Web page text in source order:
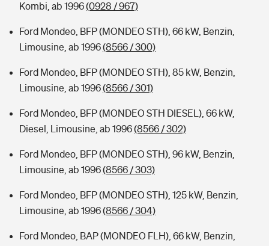
Kombi, ab 1996(0928 / 967)
Ford Mondeo, BFP (MONDEO STH), 66 kW, Benzin,
Limousine, ab 1996(8566 / 300)
Ford Mondeo, BFP (MONDEO STH), 85 kW, Benzin,
Limousine, ab 1996(8566 / 301)
Ford Mondeo, BFP (MONDEO STH DIESEL), 66 kW,
Diesel, Limousine, ab 1996(8566 / 302)
Ford Mondeo, BFP (MONDEO STH), 96 kW, Benzin,
Limousine, ab 1996(8566 / 303)
Ford Mondeo, BFP (MONDEO STH), 125 kW, Benzin,
Limousine, ab 1996(8566 / 304)
Ford Mondeo, BAP (MONDEO FLH), 66 kW, Benzin,